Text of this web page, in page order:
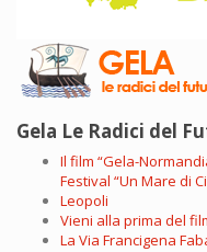
Gela Le Radici del
Il film “Gela-
Festival “Un Mare di
Leopoli
Vieni alla prima del
La Via Francigena